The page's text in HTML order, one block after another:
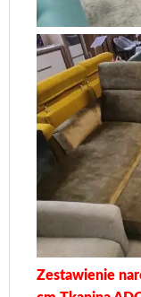
Zestawienie